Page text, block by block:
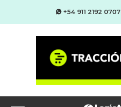
+54 911 2192 0707